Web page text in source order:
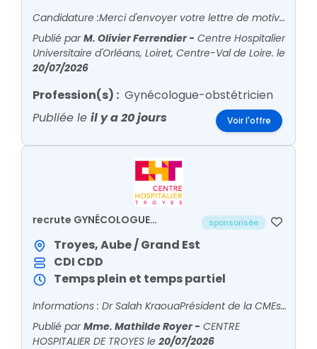
Candidature :Merci d'envoyer votre lettre de motivation et votre CV à :Dr Fatma DouikCheffe du Service de Gynécologie-Obsté
Publié parM. Olivier Ferrendier- Centre Hospitalier
Universitaire d'Orléans, Loiret, Centre-Val de Loire. le
20/07/2026
Profession(s) : Gynécologue-obstétricien
Publiée le il y a 20 jours Voir l'offre
recrute GYNÉCOLOGUE
sponsorisée
Troyes, Aube / Grand Est
CDI CDD
Temps plein et temps partiel
Informations : Dr Salah KraouaPrésident de la CMEsalah.kraoua@hcs-sante.frDr
Publié parMme. Mathilde Royer- CENTRE
HOSPITALIER DE TROYES le 20/07/2026